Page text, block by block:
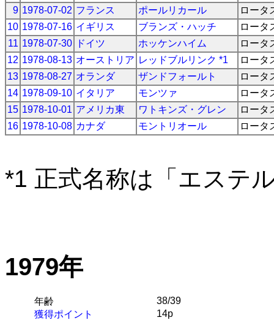
9 1978-07-02 フランス ポールリカール
ロータ
10 1978-07-16 イギリス ブランズ・ハッチ
ロータ
11 1978-07-30 ドイツ ホッケンハイム
ロータ
12 1978-08-13 オーストリア レッドブルリンク *1
ロータ
13 1978-08-27 オランダ ザンドフォールト
ロータ
14 1978-09-10 イタリア モンツァ
ロータ
15 1978-10-01 アメリカ東 ワトキンズ・グレン
ロータ
16 1978-10-08 カナダ モントリオール ロータ
*1 正式名称は「エステ
1979年
年齢
38/39
獲得ポイント
14p